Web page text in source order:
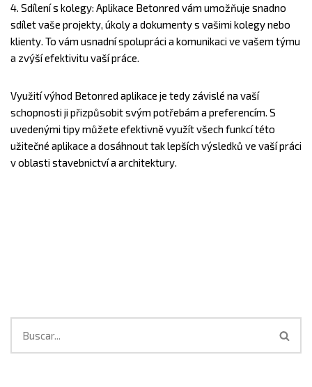
4. Sdílení s kolegy: Aplikace Betonred vám umožňuje snadno
sdílet vaše projekty, úkoly a dokumenty s vašimi kolegy nebo
klienty. To vám usnadní spolupráci a komunikaci ve vašem týmu
a zvýší efektivitu vaší práce.
Využití výhod Betonred aplikace je tedy závislé na vaší
schopnosti ji přizpůsobit svým potřebám a preferencím. S
uvedenými tipy můžete efektivně využít všech funkcí této
užitečné aplikace a dosáhnout tak lepších výsledků ve vaší práci
v oblasti stavebnictví a architektury.